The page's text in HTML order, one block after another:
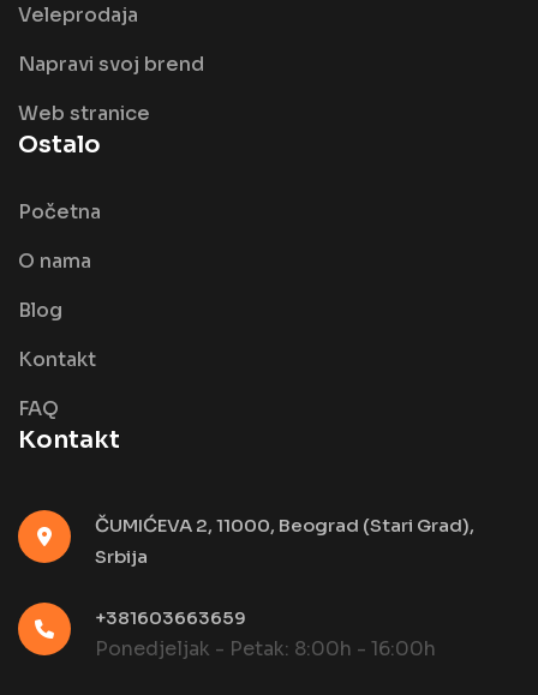
Veleprodaja
Napravi svoj brend
Web stranice
Ostalo
Početna
O nama
Blog
Kontakt
FAQ
Kontakt
ČUMIĆEVA 2, 11000, Beograd (Stari Grad),
Srbija
+381603663659
Ponedjeljak - Petak: 8:00h - 16:00h